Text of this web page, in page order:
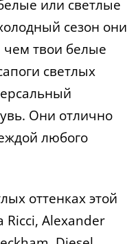
или светлые
сезон они
чем твои белые
светлых
Они отлично
любого
оттенках этой
Ricci, Alexander